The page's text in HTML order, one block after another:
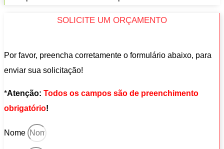
SOLICITE UM ORÇAMENTO
Por favor, preencha corretamente o formulário abaixo, para
enviar sua solicitação!
*Atenção: Todos os campos são de preenchimento
obrigatório!
Nome